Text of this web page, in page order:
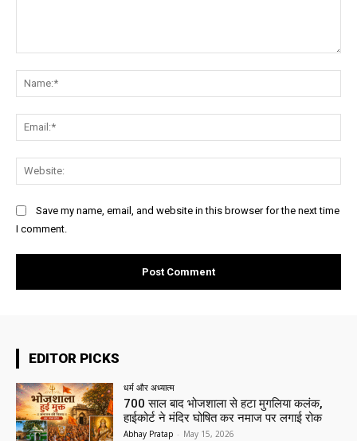
Save my name, email, and website in this browser for the next time
I comment.
EDITOR PICKS
धर्म और अध्यात्म
700 साल बाद भोजशाला से हटा मुगलिया कलंक,
हाईकोर्ट ने मंदिर घोषित कर नमाज पर लगाई रोक
Abhay Pratap - May 15, 2026